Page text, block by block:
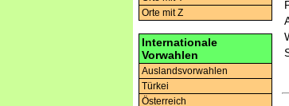
Orte mit Z
Internationale
Vorwahlen
Auslandsvorwahlen
Türkei
Österreich